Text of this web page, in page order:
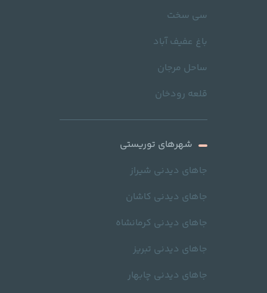
سی سخت
باغ عفیف آباد
ساحل مرجان
قلعه رودخان
شهرهای توریستی
جاهای دیدنی شیراز
جاهای دیدنی کاشان
جاهای دیدنی کرمانشاه
جاهای دیدنی تبریز
جاهای دیدنی چابهار